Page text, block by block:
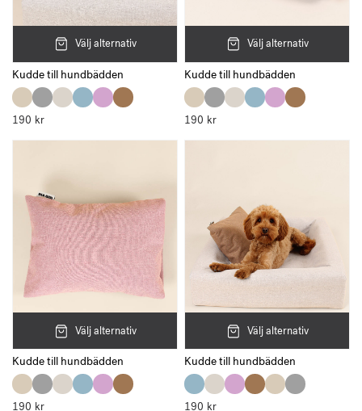
Välj alternativ
Kudde till hundbädden
190 kr
Välj alternativ
Kudde till hundbädden
190 kr
Välj alternativ
Kudde till hundbädden
190 kr
Välj alternativ
Kudde till hundbädden
190 kr